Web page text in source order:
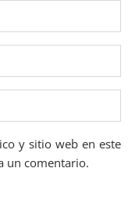
y sitio web en este
un comentario.